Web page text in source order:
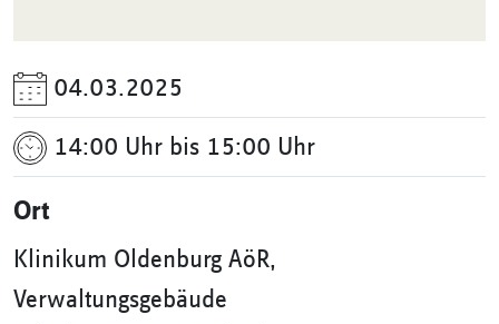
04.03.2025
14:00 Uhr bis 15:00 Uhr
Ort
Klinikum Oldenburg AöR,
Verwaltungsgebäude